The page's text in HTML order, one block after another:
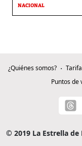
NACIONAL
¿Quiénes somos?
Puntos de
© 2019 La Estrella de